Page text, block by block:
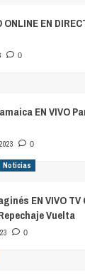
EN
0
EN VIVO
0
Noticias
EN VIVO TV
Vuelta
0